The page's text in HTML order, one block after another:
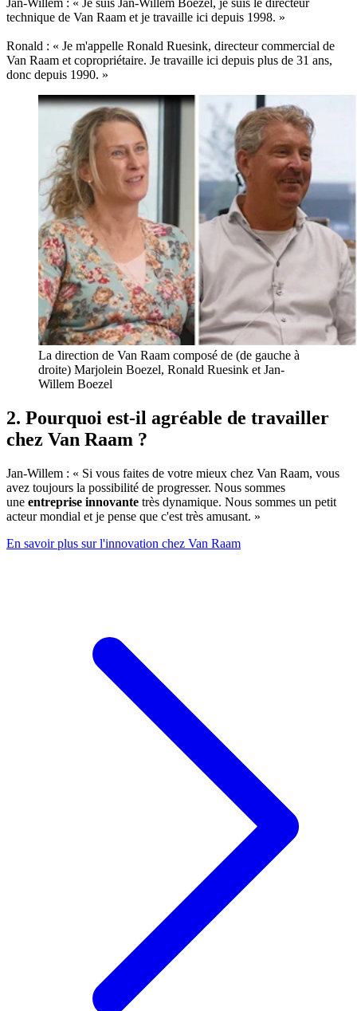
Jan-Willem : « Je suis Jan-Willem Boezel, je suis le directeur
technique de Van Raam et je travaille ici depuis 1998. »
Ronald : « Je m'appelle Ronald Ruesink, directeur commercial de
Van Raam et copropriétaire. Je travaille ici depuis plus de 31 ans,
donc depuis 1990. »
La direction de Van Raam composé de (de gauche à
droite) Marjolein Boezel, Ronald Ruesink et Jan-
Willem Boezel
2. Pourquoi est-il agréable de travailler
chez Van Raam ?
Jan-Willem : « Si vous faites de votre mieux chez Van Raam, vous
avez toujours la possibilité de progresser. Nous sommes
une entreprise innovante très dynamique. Nous sommes un petit
acteur mondial et je pense que c'est très amusant. »
En savoir plus sur l'innovation chez Van Raam